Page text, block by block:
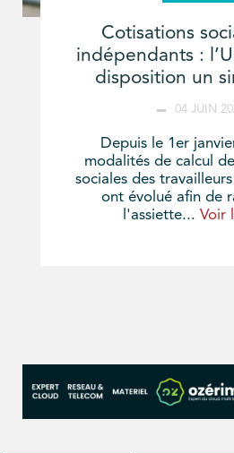
Cotisations
indépendants :
disposition un
04 JUIN
Depuis le 1er
modalités de calcul
sociales des
ont évolué afin de
l'assiette... Voir